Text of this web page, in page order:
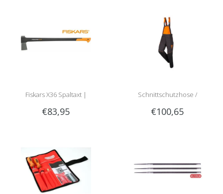
Fiskars X36 Spaltaxt |
meistverkaufte Spaltaxt!
€83,95
Schnittschutzhose /
Schnittschutzlatzhose Sip 1RG1 |
€100,65